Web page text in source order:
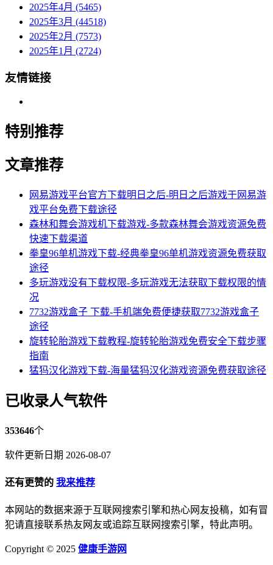
2025年4月 (5465)
2025年3月 (44518)
2025年2月 (7573)
2025年1月 (2724)
友情链接
特别推荐
文章推荐
网易游戏平台官方下载明日之后-明日之后游戏于网易游
戏平台免费下载途径
森林和舞会游戏机下载游戏-多款森林舞会游戏资源免费
快速下载渠道
拳皇96单机游戏下载-经典拳皇96单机游戏资源免费获取
途径
多玩游戏没有下载权限-多玩游戏无法获取下载权限的情
况
7732游戏盒子 下载-手机端免费便捷获取7732游戏盒子
途径
旋转轮胎游戏下载教程-旋转轮胎游戏免费安全下载步骤
指南
猛犸汉化游戏下载-海量猛犸汉化游戏资源免费获取途径
已收录人气软件
353646个
软件更新日期 2026-08-07
还有更赞的 我来推荐
本网站的数据来源于互联网搜索引擎和热心网友投稿，如有冒
犯请直接联系热友网友或追踪互联网搜索引擎，特此声明。
Copyright © 2025 健康手游网